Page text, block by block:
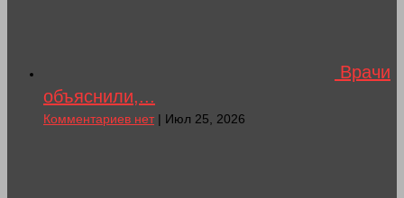
Врачи
объяснили,...
Комментариев нет| Июл 25, 2026